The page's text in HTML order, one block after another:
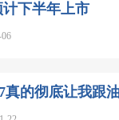
计下半年上市
真的彻底让我跟